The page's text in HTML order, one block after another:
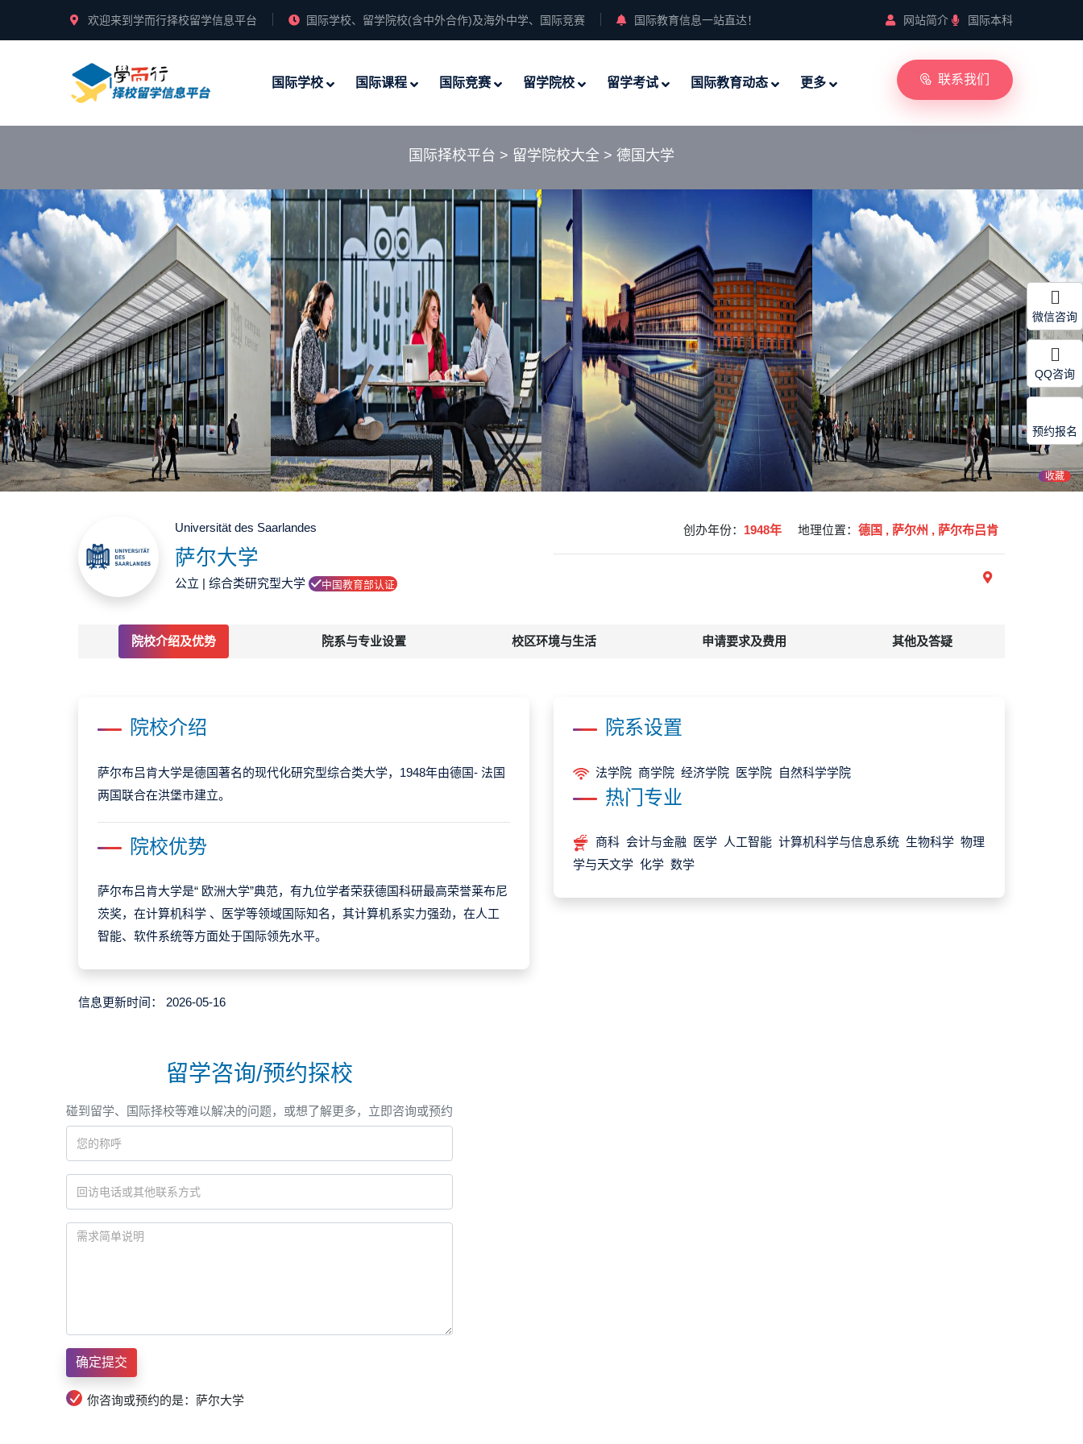
欢迎来到学而行择校留学信息平台 国际学校、留学院校(含中外合作)及海外中学、国际竞赛 国际教育信息一站直达！ 网站简介 国际本科
国际学校 国际课程 国际竞赛 留学院校 留学考试 国际教育动态 更多 联系我们
国际择校平台 > 留学院校大全 > 德国大学
收藏
Universität des Saarlandes
萨尔大学
公立 | 综合类研究型大学 中国教育部认证
创办年份： 1948年 地理位置： 德国 , 萨尔州 , 萨尔布吕肯
院校介绍及优势 院系与专业设置 校区环境与生活 申请要求及费用 其他及答疑
院校介绍
萨尔布吕肯大学是德国著名的现代化研究型综合类大学，1948年由德国- 法国
两国联合在洪堡市建立。
院校优势
萨尔布吕肯大学是“ 欧洲大学”典范，有九位学者荣获德国科研最高荣誉莱布尼
茨奖，在计算机科学 、医学等领域国际知名，其计算机系实力强劲，在人工
智能、软件系统等方面处于国际领先水平。
院系设置
法学院 商学院 经济学院 医学院 自然科学学院
热门专业
商科 会计与金融 医学 人工智能 计算机科学与信息系统 生物科学 物理
学与天文学 化学 数学
信息更新时间： 2026-05-16
留学咨询/预约探校
碰到留学、国际择校等难以解决的问题，或想了解更多，立即咨询或预约
你咨询或预约的是：萨尔大学
微信咨询
QQ咨询
预约报名